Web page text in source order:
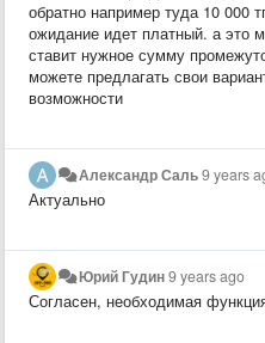
обратно например туда 10 000
ожидание идет платный. а это
ставит нужное сумму
можете предлагать свои
возможности
Александр Саль9 years
Актуально
Юрий Гудин9 years ago
Согласен, необходимая